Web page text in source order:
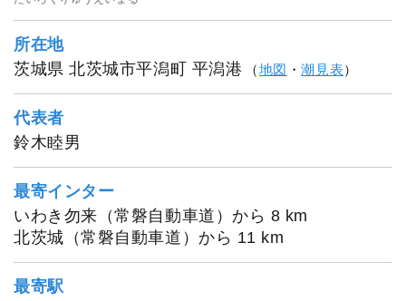
所在地
茨城県 北茨城市平潟町 平潟港
（地図 ・潮見表）
代表者
鈴木睦男
最寄インター
いわき勿来（常磐自動車道）から 8 km
北茨城（常磐自動車道）から 11 km
最寄駅